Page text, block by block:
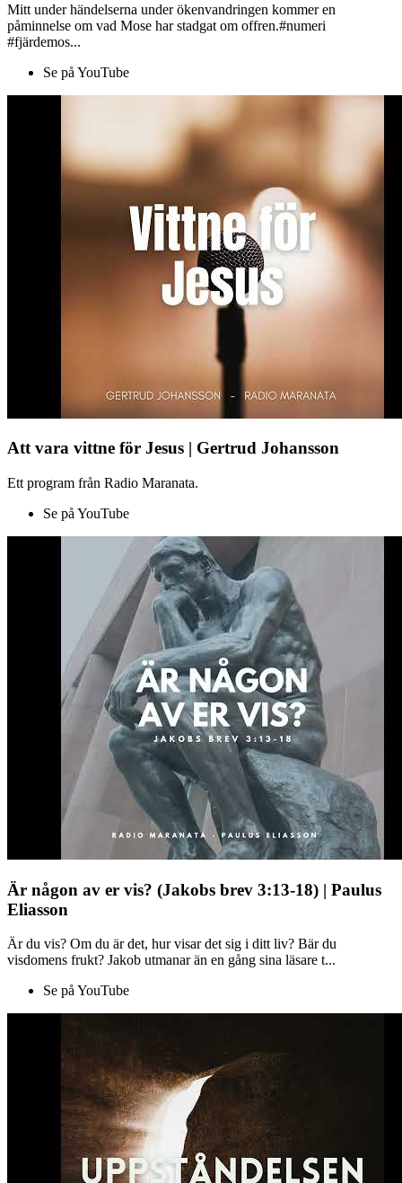
Mitt under händelserna under ökenvandringen kommer en
påminnelse om vad Mose har stadgat om offren.#numeri
#fjärdemos...
Se på YouTube
Att vara vittne för Jesus | Gertrud Johansson
Ett program från Radio Maranata.
Se på YouTube
Är någon av er vis? (Jakobs brev 3:13-18) | Paulus
Eliasson
Är du vis? Om du är det, hur visar det sig i ditt liv? Bär du
visdomens frukt? Jakob utmanar än en gång sina läsare t...
Se på YouTube